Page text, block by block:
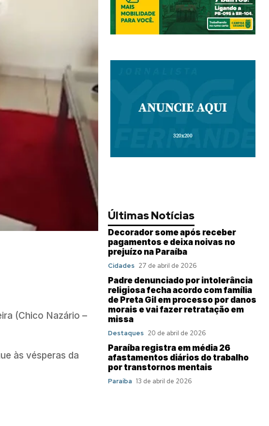
(Chico Nazário –
às vésperas da
Últimas Notícias
Decorador some após receber
pagamentos e deixa noivas no
prejuízo na Paraíba
Cidades 27 de abril de 2026
Padre denunciado por intolerância
religiosa fecha acordo com família
de Preta Gil em processo por danos
morais e vai fazer retratação em
missa
Destaques 20 de abril de 2026
Paraíba registra em média 26
afastamentos diários do trabalho
por transtornos mentais
Paraíba 13 de abril de 2026